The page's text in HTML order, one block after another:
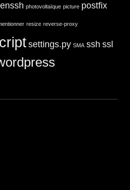
photovoltaïque picture postfix
resize reverse-proxy
settings.py SMA ssh ssl